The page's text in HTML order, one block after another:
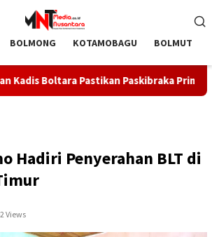
BOLMONG KOTAMOBAGU BOLMUT
Pastikan Paskibraka Prima Selama
Hadiri Penyerahan BLT di
Views